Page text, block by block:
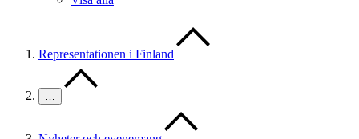
Representationen i Finland
…